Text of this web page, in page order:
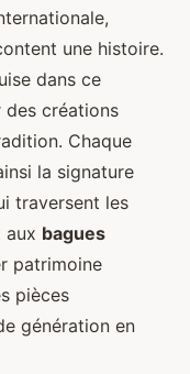
une histoire.
dans ce
des créations
Chaque
la signature
traversent les
aux bagues
patrimoine
pièces
génération en